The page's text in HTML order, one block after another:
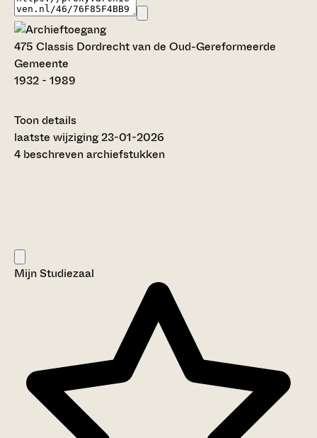
475 Classis Dordrecht van de Oud-Gereformeerde
Gemeente
1932 - 1989
Toon details
Datering:
1932 - 1989
Classis Dordrecht van de Oud-Gereformeerde
Gemeente
Religie en Levensbeschouwing
laatste wijziging 23-01-2026
4 beschreven archiefstukken
Mijn Studiezaal